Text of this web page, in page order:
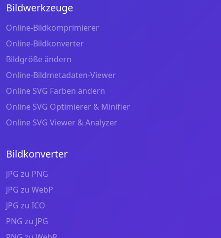
Bildwerkzeuge
Online-Bildkomprimierer
Online-Bildkonverter
Bildgröße ändern
Online-Bildmetadaten-Viewer
Online SVG Farben ändern
Online SVG Optimierer & Minifier
Online SVG Viewer & Analyzer
Bildkonverter
JPG zu PNG
JPG zu WebP
JPG zu ICO
PNG zu JPG